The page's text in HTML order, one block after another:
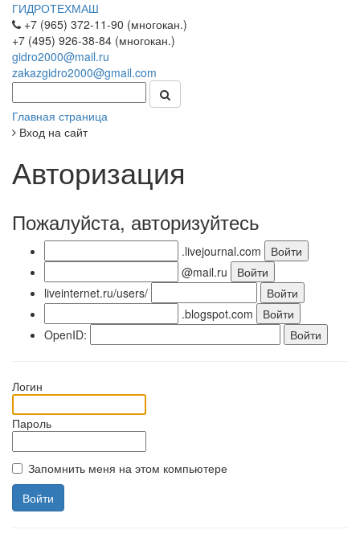
ГИДРОТЕХМАШ
+7 (965) 372-11-90 (многокан.)
+7 (495) 926-38-84 (многокан.)
gidro2000@mail.ru
zakazgidro2000@gmail.com
Главная страница
Вход на сайт
Авторизация
Пожалуйста, авторизуйтесь
.livejournal.com
@mail.ru
liveinternet.ru/users/
.blogspot.com
OpenID:
Логин
Пароль
Запомнить меня на этом компьютере